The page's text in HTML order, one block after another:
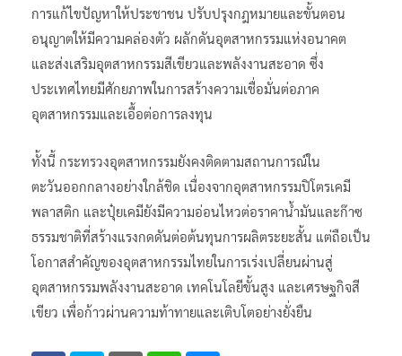
การแก้ไขปัญหาให้ประชาชน ปรับปรุงกฎหมายและขั้นตอน
อนุญาตให้มีความคล่องตัว ผลักดันอุตสาหกรรมแห่งอนาคต
และส่งเสริมอุตสาหกรรมสีเขียวและพลังงานสะอาด ซึ่ง
ประเทศไทยมีศักยภาพในการสร้างความเชื่อมั่นต่อภาค
อุตสาหกรรมและเอื้อต่อการลงทุน
ทั้งนี้ กระทรวงอุตสาหกรรมยังคงติดตามสถานการณ์ใน
ตะวันออกกลางอย่างใกล้ชิด เนื่องจากอุตสาหกรรมปิโตรเคมี
พลาสติก และปุ๋ยเคมียังมีความอ่อนไหวต่อราคาน้ำมันและก๊าซ
ธรรมชาติที่สร้างแรงกดดันต่อต้นทุนการผลิตระยะสั้น แต่ถือเป็น
โอกาสสำคัญของอุตสาหกรรมไทยในการเร่งเปลี่ยนผ่านสู่
อุตสาหกรรมพลังงานสะอาด เทคโนโลยีขั้นสูง และเศรษฐกิจสี
เขียว เพื่อก้าวผ่านความท้าทายและเติบโตอย่างยั่งยืน